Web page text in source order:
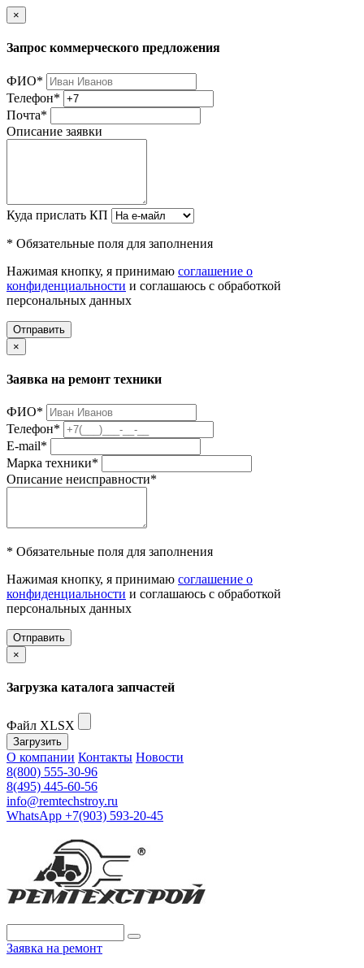
×
Запрос коммерческого предложения
ФИО*
Телефон*
Почта*
Описание заявки
Куда прислать КП
* Обязательные поля для заполнения
Нажимая кнопку, я принимаю соглашение о
конфиденциальности и соглашаюсь с обработкой
персональных данных
Отправить
×
Заявка на ремонт техники
ФИО*
Телефон*
E-mail*
Марка техники*
Описание неисправности*
* Обязательные поля для заполнения
Нажимая кнопку, я принимаю соглашение о
конфиденциальности и соглашаюсь с обработкой
персональных данных
Отправить
×
Загрузка каталога запчастей
Файл XLSX
Загрузить
О компании Контакты Новости
8(800) 555-30-96
8(495) 445-60-56
info@remtechstroy.ru
WhatsApp +7(903) 593-20-45
Заявка на ремонт